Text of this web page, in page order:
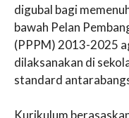
digubal bagi
bawah Pelan
(PPPM) 2013-2025
dilaksanakan di
standard
Kurikulum